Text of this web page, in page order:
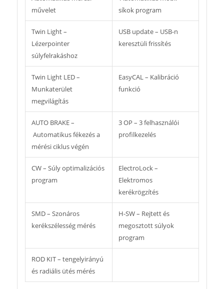
felhasználó számára a saját profil létrehozását.
A szoftver USB kapcsolaton keresztül frissíthető.
A prémium kategóriás berendezést első sorban
nagyforgalmú gumiszervizek számára ajánljuk.
művelet
síkok program
Twin Light –
Lézerpointer
súlyfelrakáshoz
USB update – USB-n
keresztüli frissítés
Twin Light LED –
Munkaterület
megvilágítás
EasyCAL – Kalibráció
funkció
AUTO BRAKE –
Automatikus fékezés a
mérési ciklus végén
3 OP – 3 felhasználói
profilkezelés
CW – Súly optimalizációs
program
ElectroLock –
Elektromos
kerékrögzítés
SMD – Szonáros
kerékszélesség mérés
H-SW – Rejtett és
megosztott súlyok
program
ROD KIT – tengelyirányú
és radiális ütés mérés